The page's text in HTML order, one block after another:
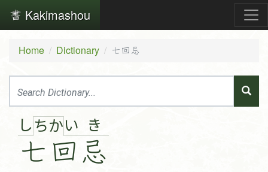
Kakimashou
Home Dictionary 七回忌
し ち
七
かい
回
き
忌